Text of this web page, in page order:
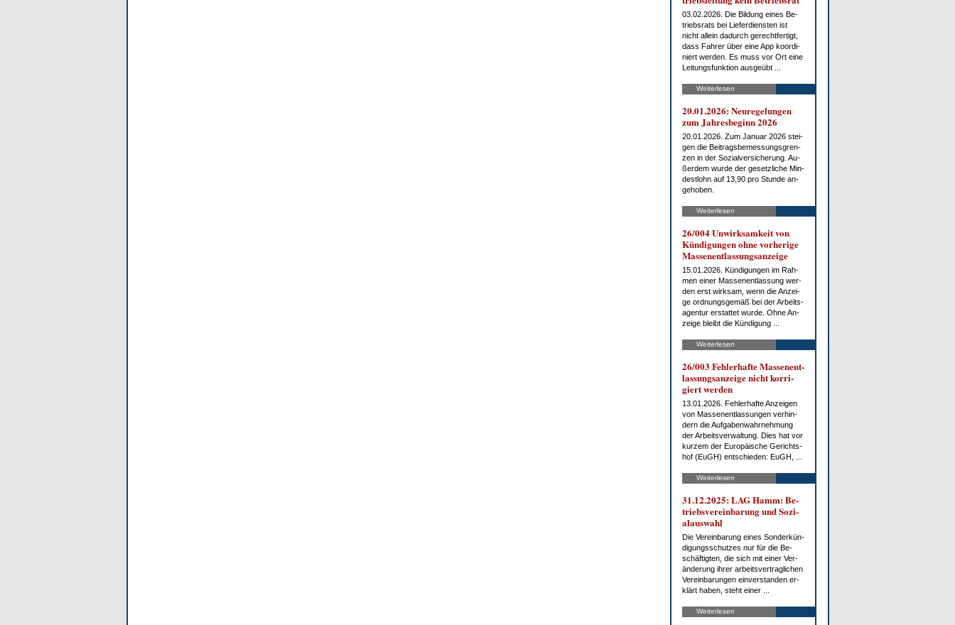
03.02.2026. Die Bil­dung ei­nes Be­
triebs­rats bei Lie­fer­diens­ten ist
nicht al­lein da­durch ge­recht­fer­tigt,
dass Fah­rer über ei­ne App ko­or­di­
niert wer­den. Es muss vor Ort ei­ne
Lei­tungs­funk­ti­on aus­ge­übt ...
Weiterlesen
20.01.2026: Neu­re­ge­lun­gen
zum Jah­res­be­ginn 2026
20.01.2026. Zum Ja­nu­ar 2026 stei­
gen die Bei­trags­be­mes­sungs­gren­
zen in der So­zi­al­ver­si­che­rung. Au­
ßer­dem wur­de der ge­setz­li­che Min­
dest­lohn auf 13,90 pro St­un­de an­
ge­ho­ben.
Weiterlesen
26/004 Un­wirk­sam­keit von
Kün­di­gun­gen oh­ne vor­he­ri­ge
Mas­sen­ent­las­sungs­an­zei­ge
15.01.2026. Kün­di­gun­gen im Rah­
men ei­ner Mas­sen­ent­las­sung wer­
den erst wirk­sam, wenn die An­zei­
ge ord­nungs­ge­mäß bei der Ar­beits­
agen­tur er­stat­tet wur­de. Oh­ne An­
zei­ge bleibt die Kün­di­gung ...
Weiterlesen
26/003 Feh­ler­haf­te Mas­sen­ent­
las­sungs­an­zei­ge nicht kor­ri­
giert wer­den
13.01.2026. Feh­ler­haf­te An­zei­gen
von Mas­sen­ent­las­sun­gen ver­hin­
dern die Auf­ga­ben­wahr­neh­mung
der Ar­beits­ver­wal­tung. Dies hat vor
kur­zem der Eu­ro­päi­sche Ge­richts­
hof (EuGH) ent­schie­den: EuGH, ...
Weiterlesen
31.12.2025: LAG Hamm: Be­
triebs­ver­ein­ba­rung und So­zi­
al­aus­wahl
Die Ver­ein­ba­rung ei­nes Son­der­kün­
di­gungs­schut­zes nur für die Be­
schäf­tig­ten, die sich mit ei­ner Ver­
än­de­rung ih­rer ar­beits­ver­trag­li­chen
Ver­ein­ba­run­gen ein­ver­stan­den er­
klärt ha­ben, steht ei­ner ...
Weiterlesen